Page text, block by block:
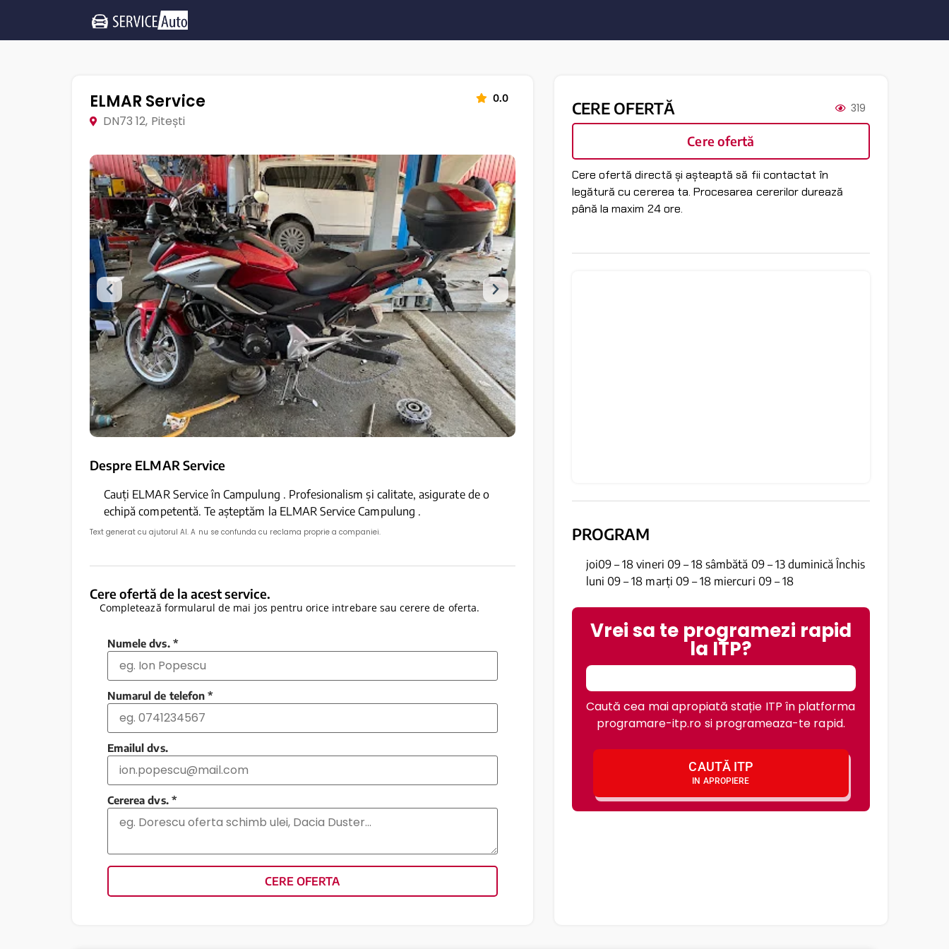
ELMAR Service 0.0
DN73 12, Pitești
Despre ELMAR Service
Cauți ELMAR Service în Campulung . Profesionalism și calitate, asigurate de o
echipă competentă. Te așteptăm la ELMAR Service Campulung .
Text generat cu ajutorul AI. A nu se confunda cu reclama proprie a companiei.
Cere ofertă de la acest service.
Completează formularul de mai jos pentru orice intrebare sau cerere de oferta.
Numele dvs. *
Numarul de telefon *
Emailul dvs.
Cererea dvs. *
CERE OFERTA
CERE OFERTĂ 319
Cere ofertă
Cere ofertă directă și așteaptă să fii contactat în
legătură cu cererea ta. Procesarea cererilor durează
până la maxim 24 ore.
PROGRAM
joi09 – 18 vineri 09 – 18 sâmbătă 09 – 13 duminică Închis
luni 09 – 18 marți 09 – 18 miercuri 09 – 18
Vrei sa te programezi rapid
la ITP?
Caută cea mai apropiată stație ITP în platforma
programare-itp.ro si programeaza-te rapid.
CAUTĂ ITP
IN APROPIERE